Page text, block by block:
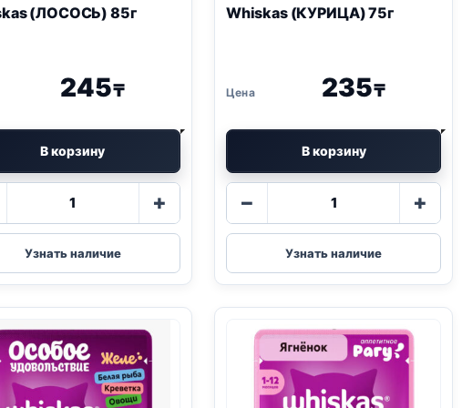
(ЛОСОСЬ) 85г
245₸
В корзину
товара
Whiskas
(ЛОСОСЬ)
+
Узнать наличие
Whiskas (КУРИЦА) 75г
235₸
В корзину
−
товара
Whiskas
(КУРИЦА)
+
Узнать наличие
20 кг